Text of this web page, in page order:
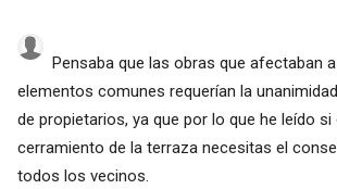
Pensaba que las obras que afectaban
elementos comunes requerían la
de propietarios, ya que por lo que he leído si
cerramiento de la terraza necesitas el
todos los vecinos.